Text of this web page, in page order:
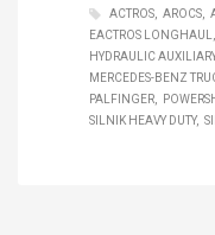
ACTROS AROCS
EACTROS LONGHAUL
HYDRAULIC
MERCEDES-BENZ
PALFINGER
SILNIK HEAVY DUTY